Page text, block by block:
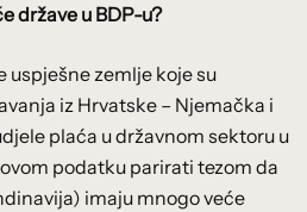
države u BDP-u?
uspješne zemlje koje su
iz Hrvatske – Njemačka i
plaća u državnom sektoru u
podatku parirati tezom da
imaju mnogo veće